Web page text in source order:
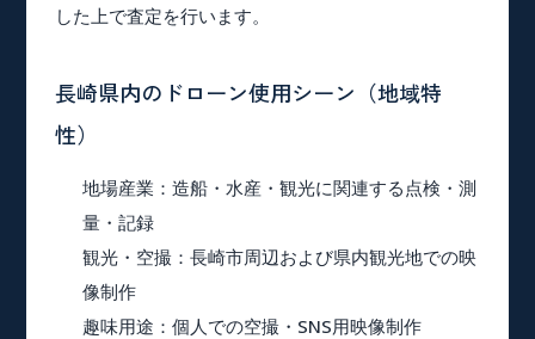
した上で査定を行います。
長崎県内のドローン使用シーン（地域特
性）
地場産業 ：造船・水産・観光に関連する点検・測
量・記録
観光・空撮：長崎市周辺および県内観光地での映
像制作
趣味用途 ：個人での空撮・SNS用映像制作